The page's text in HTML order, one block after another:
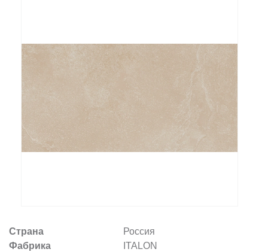
+7 (495) 532-06-30 internet@kdv.ru
Заказать звонок
Страна
Россия
Фабрика
ITALON